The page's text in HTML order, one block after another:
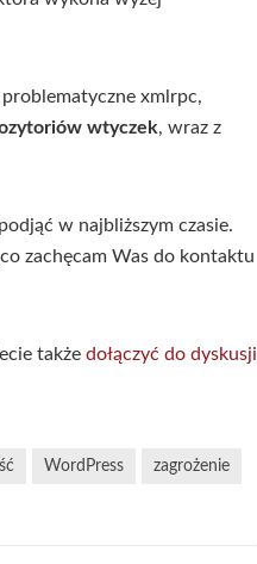
problematyczne xmlrpc,
wtyczek, wraz z
w najbliższym czasie.
zachęcam Was do kontaktu
także dołączyć do dyskusji
WordPress zagrożenie